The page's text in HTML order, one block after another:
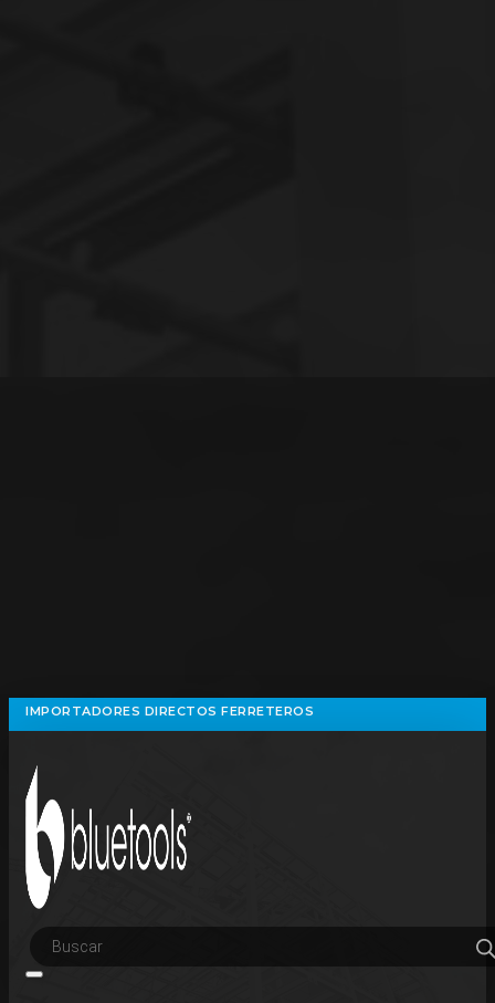
IMPORTADORES DIRECTOS FERRETEROS
productos